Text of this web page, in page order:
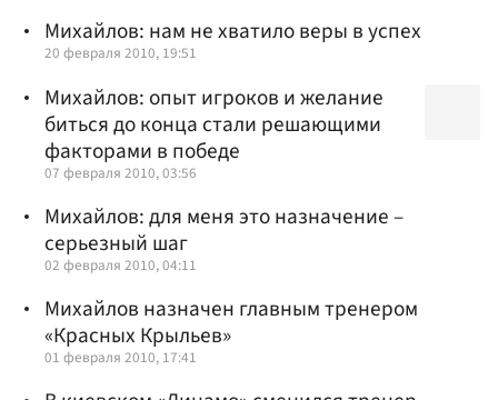
Михайлов: нам не хватило веры в успех
20 февраля 2010, 19:51
Михайлов: опыт игроков и желание
биться до конца стали решающими
факторами в победе
07 февраля 2010, 03:56
Михайлов: для меня это назначение –
серьезный шаг
02 февраля 2010, 04:11
Михайлов назначен главным тренером
«Красных Крыльев»
01 февраля 2010, 17:41